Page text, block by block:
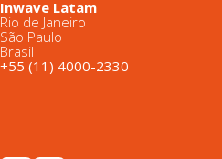
Inwave Latam
Rio de Janeiro
São Paulo
Brasil
+55 (11) 4000-2330